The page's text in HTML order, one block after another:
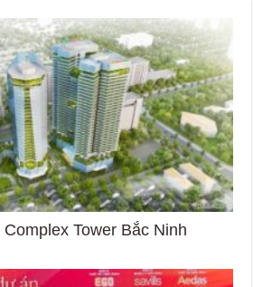
Tower Bắc Ninh